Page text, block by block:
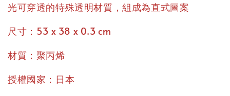
光可穿透的特殊透明材質，組成為直式圖案
尺寸：53 x 38 x 0.3 cm
材質：聚丙烯
授權國家：日本